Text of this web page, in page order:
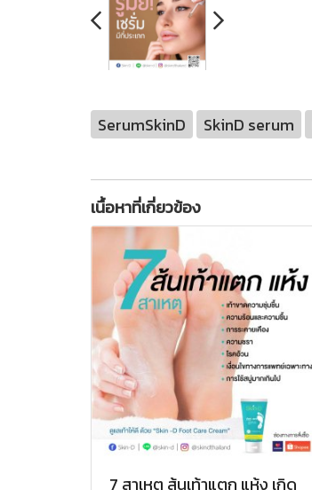
SerumSkinD SkinD serum
เนื้อหาที่เกี่ยวข้อง
7 สาเหตุ ส้นเท้าแตก แห้ง เกิด